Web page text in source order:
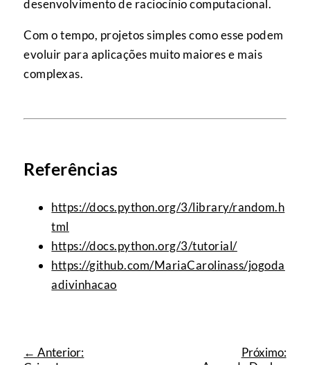
desenvolvimento de raciocínio computacional.
Com o tempo, projetos simples como esse podem
evoluir para aplicações muito maiores e mais
complexas.
Referências
https://docs.python.org/3/library/random.h
tml
https://docs.python.org/3/tutorial/
https://github.com/MariaCarolinass/jogoda
adivinhacao
← Anterior:
Próximo: